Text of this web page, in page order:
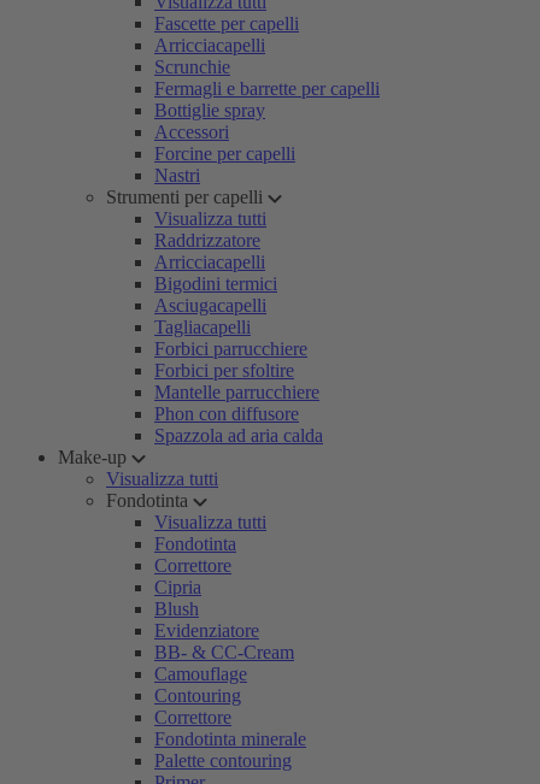
Fascette per capelli
Arricciacapelli
Scrunchie
Fermagli e barrette per capelli
Bottiglie spray
Accessori
Forcine per capelli
Nastri
Strumenti per capelli
Visualizza tutti
Raddrizzatore
Arricciacapelli
Bigodini termici
Asciugacapelli
Tagliacapelli
Forbici parrucchiere
Forbici per sfoltire
Mantelle parrucchiere
Phon con diffusore
Spazzola ad aria calda
Make-up
Visualizza tutti
Fondotinta
Visualizza tutti
Fondotinta
Correttore
Cipria
Blush
Evidenziatore
BB- & CC-Cream
Camouflage
Contouring
Correttore
Fondotinta minerale
Palette contouring